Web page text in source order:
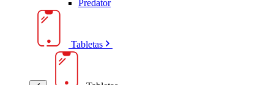
Predator
Tabletas